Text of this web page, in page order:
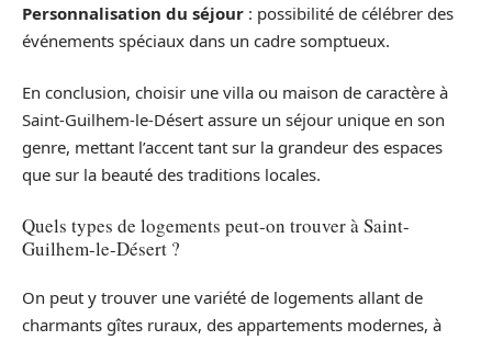
Personnalisation du séjour : possibilité de célébrer des
événements spéciaux dans un cadre somptueux.
En conclusion, choisir une villa ou maison de caractère à
Saint-Guilhem-le-Désert assure un séjour unique en son
genre, mettant l’accent tant sur la grandeur des espaces
que sur la beauté des traditions locales.
Quels types de logements peut-on trouver à Saint-
Guilhem-le-Désert ?
On peut y trouver une variété de logements allant de
charmants gîtes ruraux, des appartements modernes, à